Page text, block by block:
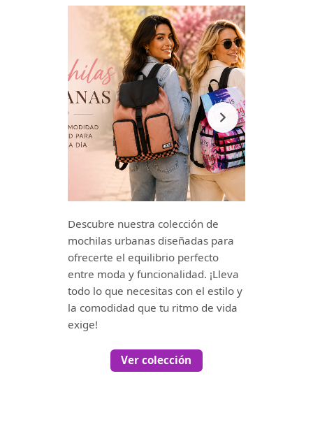
Descubre nuestra colección de
mochilas urbanas diseñadas para
ofrecerte el equilibrio perfecto
entre moda y funcionalidad. ¡Lleva
todo lo que necesitas con el estilo y
la comodidad que tu ritmo de vida
exige!
Ver colección